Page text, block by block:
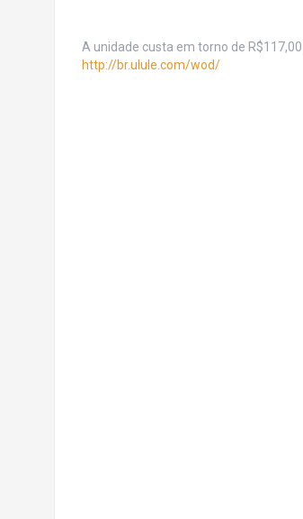
A unidade custa em torno de
http://br.ulule.com/wod/